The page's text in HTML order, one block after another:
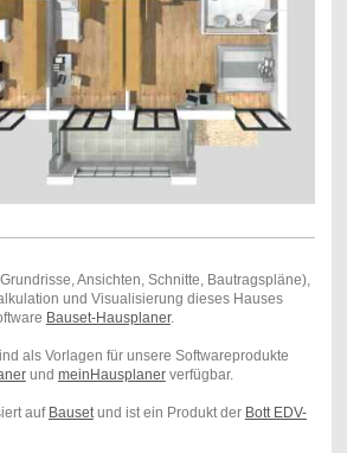
Ansichten, Schnitte, Bautragspläne),
und Visualisierung dieses Hauses
Bauset-Hausplaner.
als Vorlagen für unsere Softwareprodukte
und meinHausplanerverfügbar.
auf Bausetund ist ein Produkt der Bott EDV-